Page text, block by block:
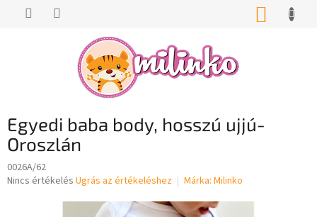
KOSÁR
Egyedi baba body, hosszú ujjú-
Oroszlán
0026A/62
A
Nincs értékelés Ugrás az értékeléshez Márka: Milinko